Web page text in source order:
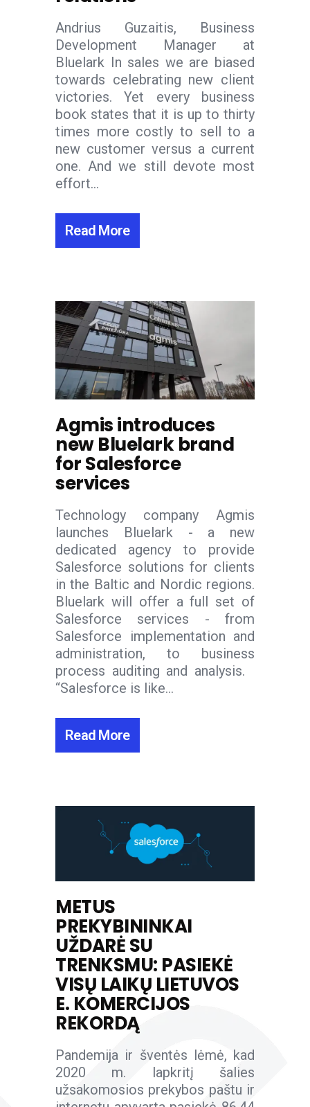
Andrius Guzaitis, Business
Development Manager at
Bluelark In sales we are biased
towards celebrating new client
victories. Yet every business
book states that it is up to thirty
times more costly to sell to a
new customer versus a current
one. And we still devote most
effort...
Read More
Agmis introduces
new Bluelark brand
for Salesforce
services
Technology company Agmis
launches Bluelark - a new
dedicated agency to provide
Salesforce solutions for clients
in the Baltic and Nordic regions.
Bluelark will offer a full set of
Salesforce services - from
Salesforce implementation and
administration, to business
process auditing and analysis.
“Salesforce is like...
Read More
METUS
PREKYBININKAI
UŽDARĖ SU
TRENKSMU: PASIEKĖ
VISŲ LAIKŲ LIETUVOS
E. KOMERCIJOS
REKORDĄ
Pandemija ir šventės lėmė, kad
2020 m. lapkritį šalies
užsakomosios prekybos paštu ir